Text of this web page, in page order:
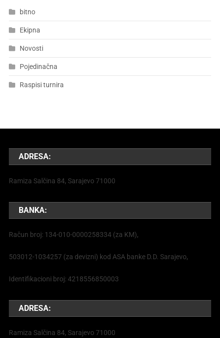
bitno
Ekipna
Novosti
Pojedinačna
Raspisi turnira
ADRESA:
Ramiza Salčina 84, Sarajevo 71000
BANKA:
Račun broj: 134-010-0000258334 (za KM),
503012-1034257 (za devizni) kod ASA banke D.D. Sarajevo,
Identifikacioni broj: 4218556850003
ADRESA:
Ramiza Salčina 84, Sarajevo 71000